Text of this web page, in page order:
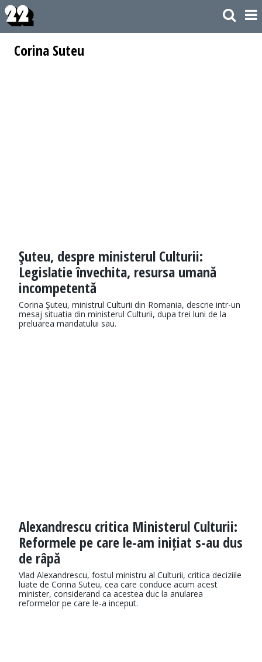
Corina Suteu
Şuteu, despre ministerul Culturii:
Legislatie învechita, resursa umană
incompetentă
Corina Şuteu, ministrul Culturii din Romania, descrie intr-un
mesaj situatia din ministerul Culturii, dupa trei luni de la
preluarea mandatului sau.
Alexandrescu critica Ministerul Culturii:
Reformele pe care le-am inițiat s-au dus
de râpă
Vlad Alexandrescu, fostul ministru al Culturii, critica deciziile
luate de Corina Suteu, cea care conduce acum acest
minister, considerand ca acestea duc la anularea
reformelor pe care le-a inceput.